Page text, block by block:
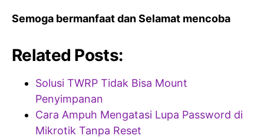
Semoga bermanfaat dan Selamat mencoba
Related Posts:
Solusi TWRP Tidak Bisa Mount
Penyimpanan
Cara Ampuh Mengatasi Lupa Password di
Mikrotik Tanpa Reset